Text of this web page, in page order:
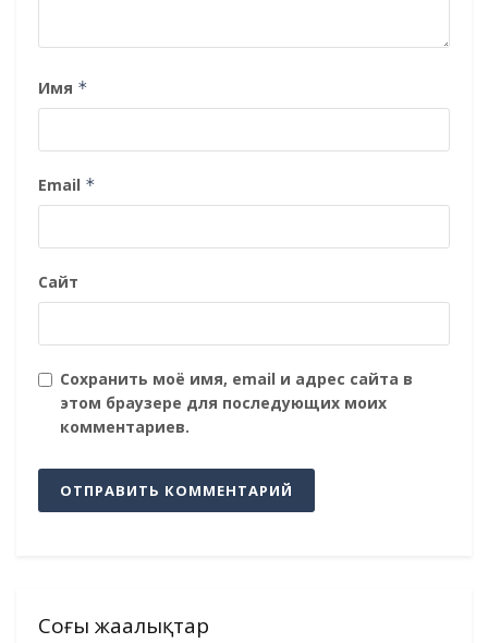
Имя *
Email *
Сайт
Сохранить моё имя, email и адрес сайта в
этом браузере для последующих моих
комментариев.
Соңғы жаңалықтар